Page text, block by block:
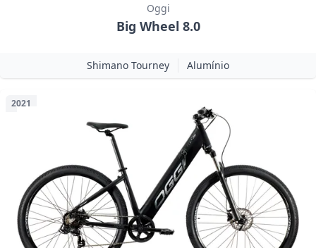
Oggi
Big Wheel 8.0
Shimano Tourney Alumínio
2021